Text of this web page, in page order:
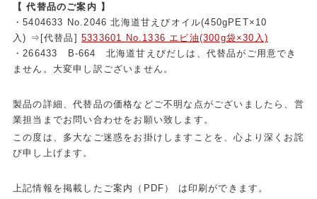
【 代替品のご案内 】
・5404633 No.2046 北海道甘えびオイル(450gPET×10
入) ⇒[代替品] 5333601 No.1336 エビ油(300g袋×30入)
・266433 B-664 北海道甘えびだしは、代替品がご用意でき
ません。大変申し訳ございません。
製品の詳細、代替品の価格などご不明な点がございましたら、営
業担当までお問い合わせをお願い致します。
この度は、多大なご迷惑をお掛けしますことを、心より深くお詫
び申し上げます。
上記情報を掲載したご案内（PDF） は印刷ができます。